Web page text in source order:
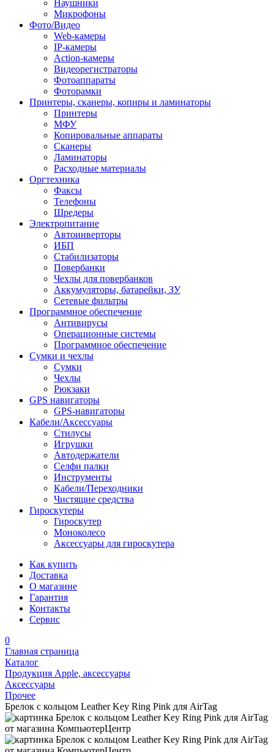
Наушники
Микрофоны
Фото/Видео
Web-камеры
IP-камеры
Action-камеры
Видеорегистраторы
Фотоаппараты
Фоторамки
Принтеры, сканеры, копиры и ламинаторы
Принтеры
МФУ
Копировальные аппараты
Сканеры
Ламинаторы
Расходные материалы
Оргтехника
Факсы
Телефоны
Шредеры
Электропитание
Автоинверторы
ИБП
Стабилизаторы
Повербанки
Чехлы для повербанков
Аккумуляторы, батарейки, ЗУ
Сетевые фильтры
Программное обеспечение
Антивирусы
Операционные системы
Программное обеспечение
Сумки и чехлы
Сумки
Чехлы
Рюкзаки
GPS навигаторы
GPS-навигаторы
Кабели/Аксессуары
Стилусы
Игрушки
Автодержатели
Селфи палки
Инструменты
Кабели/Переходники
Чистящие средства
Гироскутеры
Гироскутер
Моноколесо
Аксессуары для гироскутера
Как купить
Доставка
О магазине
Гарантия
Контакты
Сервис
0
Главная страница
Каталог
Продукция Apple, аксессуары
Аксессуары
Прочее
Брелок с кольцом Leather Key Ring Pink для AirTag